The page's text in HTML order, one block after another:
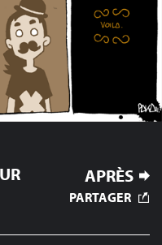
APRÈS
PARTAGER